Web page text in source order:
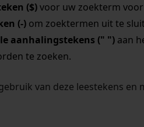
($)voor uw zoekterm
(-)om zoektermen uit te
aanhalingstekens (" ")aan
te zoeken.
van deze leestekens en